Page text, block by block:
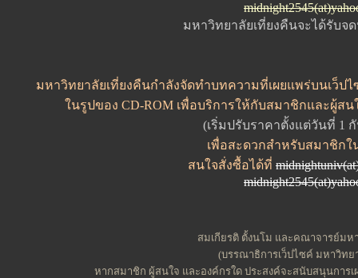
มหาวิทยาลัยเที่ยงคืนจะได้รับจ
มหาวิทยาลัยเที่ยงคืนกำลังจัดทำบทความที่เผยแพร่บนเว็ปไ
ในรูปของ CD-ROM เพื่อบริการให้กับสมาชิกและผู้ส
(เริ่มปรับราคาตั้งแต่วันที่ 1 กั
เพื่อสะดวกสำหรับสมาชิก
สนใจสั่งซื้อได้ที่
สมเกียรติ ตั้งนโม และคณาจารย์มห
(บรรณาธิการเว็ปไซค์ มหาวิทย
หากสมาชิก ผู้สนใจ และองค์กรใด ประสงค์จะสนับสนุนการ